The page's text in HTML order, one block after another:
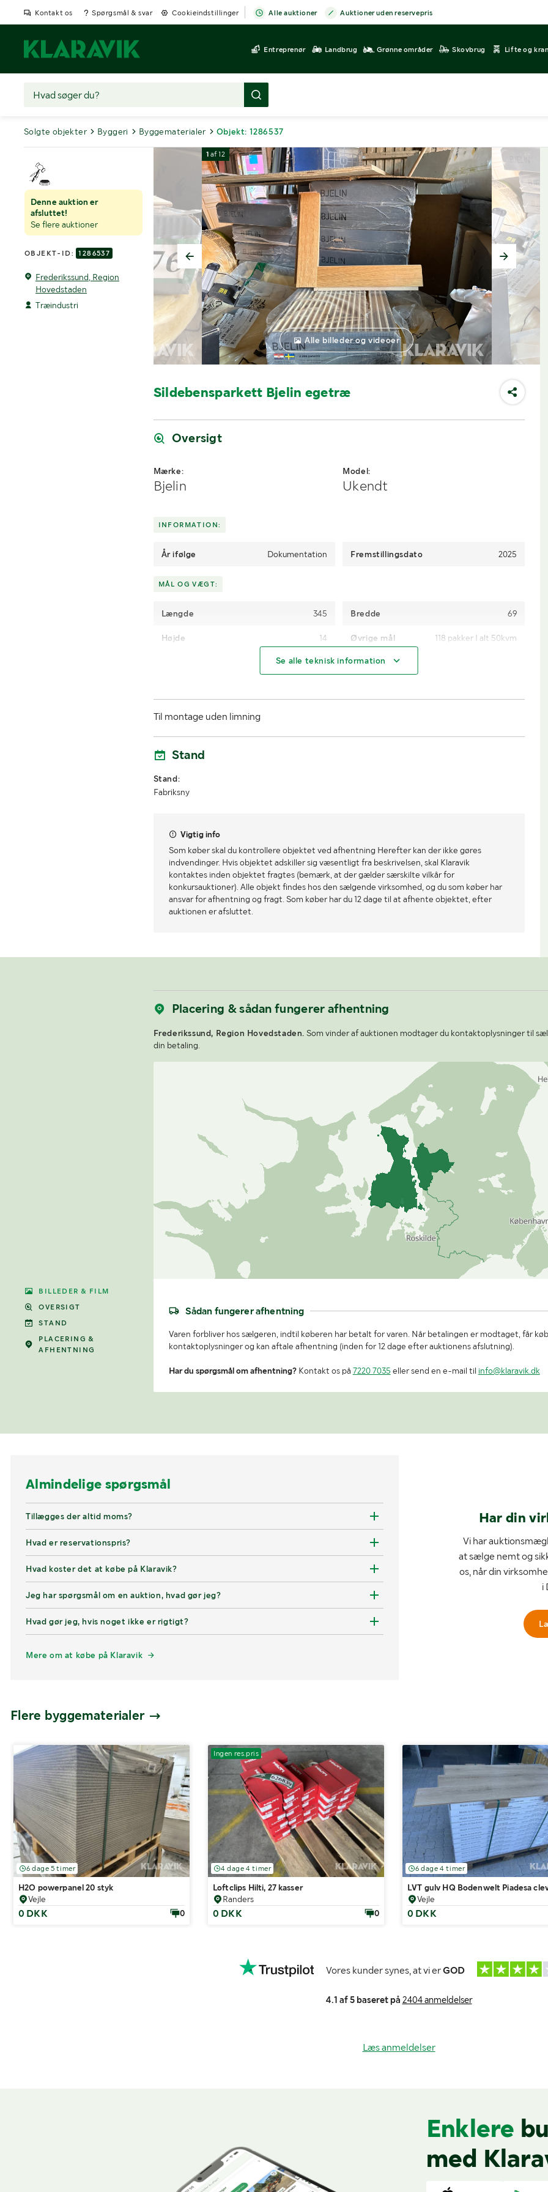
Kontakt os Spørgsmål & svar Cookieindstillinger Alle auktioner Auktioner uden reservepris
Entreprenør Landbrug Grønne områder Skovbrug Lifte og
Solgte objekter Byggeri Byggematerialer Objekt: 1286537
Denne auktion er
afsluttet!
Se flere auktioner
OBJEKT-ID: 1286537
Frederikssund, Region
Hovedstaden
Træindustri
BILLEDER & FILM
OVERSIGT
STAND
PLACERING &
AFHENTNING
1 af12
Alle billeder og videoer
Sildebensparkett Bjelin egetræ
Oversigt
Mærke:
Bjelin
Model:
Ukendt
INFORMATION:
År ifølge Dokumentation Fremstillingsdato 2025
MÅL OG VÆGT:
Længde 345 Bredde 69
Højde 14 Øvrige mål 118 pakker I alt 50kvm
Se alle teknisk information
Til montage uden limning
Stand
Stand:
Fabriksny
Vigtig info
Som køber skal du kontrollere objektet ved afhentning Herefter kan der ikke gøres
indvendinger. Hvis objektet adskiller sig væsentligt fra beskrivelsen, skal Klaravik
kontaktes inden objektet fragtes (bemærk, at der gælder særskilte vilkår for
konkursauktioner). Alle objekt findes hos den sælgende virksomhed, og du som køber har
ansvar for afhentning og fragt. Som køber har du 12 dage til at afhente objektet, efter
auktionen er afsluttet.
Placering & sådan fungerer afhentning
Frederikssund, Region Hovedstaden. Som vinder af auktionen modtager du kontaktoplysninger til
din betaling.
Sådan fungerer afhentning
Varen forbliver hos sælgeren, indtil køberen har betalt for varen. Når betalingen er modtaget, får
kontaktoplysninger og kan aftale afhentning (inden for 12 dage efter auktionens afslutning).
Har du spørgsmål om afhentning?Kontakt os på 7220 7035 eller send en e-mail til info@klaravik.dk
Almindelige spørgsmål
Tillægges der altid moms?
Hvad er reservationspris?
Hvad koster det at købe på Klaravik?
Jeg har spørgsmål om en auktion, hvad gør jeg?
Hvad gør jeg, hvis noget ikke er rigtigt?
Mere om at købe på Klaravik
Har din
Vi har
at sælge nemt og
os, når din
i
Flere byggematerialer
6 dage 5 timer
H2O powerpanel 20 styk
Vejle
0 DKK 0
Ingen res.pris
4 dage 4 timer
Loftclips Hilti, 27 kasser
Randers
0 DKK 0
6 dage 4 timer
LVT gulv HQ Bodenwelt Piadesa
Vejle
0 DKK
Vores kunder synes, at vi erGOD
4.1 af 5 baseret på 2404 anmeldelser
Læs anmeldelser
Enklere
med